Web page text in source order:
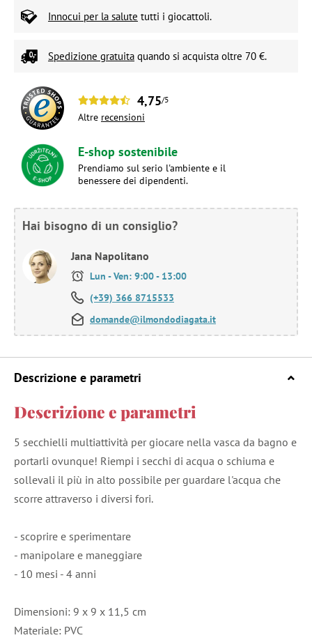
Innocui per la salute tutti i giocattoli.
Spedizione gratuita quando si acquista oltre 70 €.
4,75/5
Altre recensioni
E-shop sostenibile
Prendiamo sul serio l'ambiente e il
benessere dei dipendenti.
Hai bisogno di un consiglio?
Jana Napolitano
Lun - Ven: 9:00 - 13:00
(+39) 366 8715533
domande@ilmondodiagata.it
Descrizione e parametri
Descrizione e parametri
5 secchielli multiattività per giocare nella vasca da bagno e
portarli ovunque! Riempi i secchi di acqua o schiuma e
sollevali il più in alto possibile per guardare l'acqua che
scorre attraverso i diversi fori.
- scoprire e sperimentare
- manipolare e maneggiare
- 10 mesi - 4 anni
Dimensioni: 9 x 9 x 11,5 cm
Materiale: PVC